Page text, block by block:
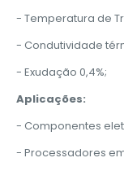
- Temperatura de
- Condutividade
- Exudação 0,4%;
Aplicações:
- Componentes
- Processadores